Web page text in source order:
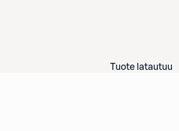
Tuote latautuu